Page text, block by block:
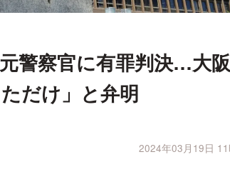
警察官に有罪判決…大
だけ」と弁明
2024年03月19日